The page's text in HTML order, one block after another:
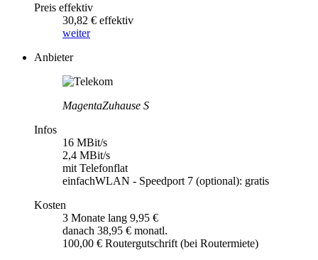
Preis effektiv
30,82 € effektiv
weiter
Anbieter
MagentaZuhause S
Infos
16 MBit/s
2,4 MBit/s
mit Telefonflat
einfachWLAN - Speedport 7 (optional): gratis
Kosten
3 Monate lang 9,95 €
danach 38,95 € monatl.
100,00 € Routergutschrift (bei Routermiete)